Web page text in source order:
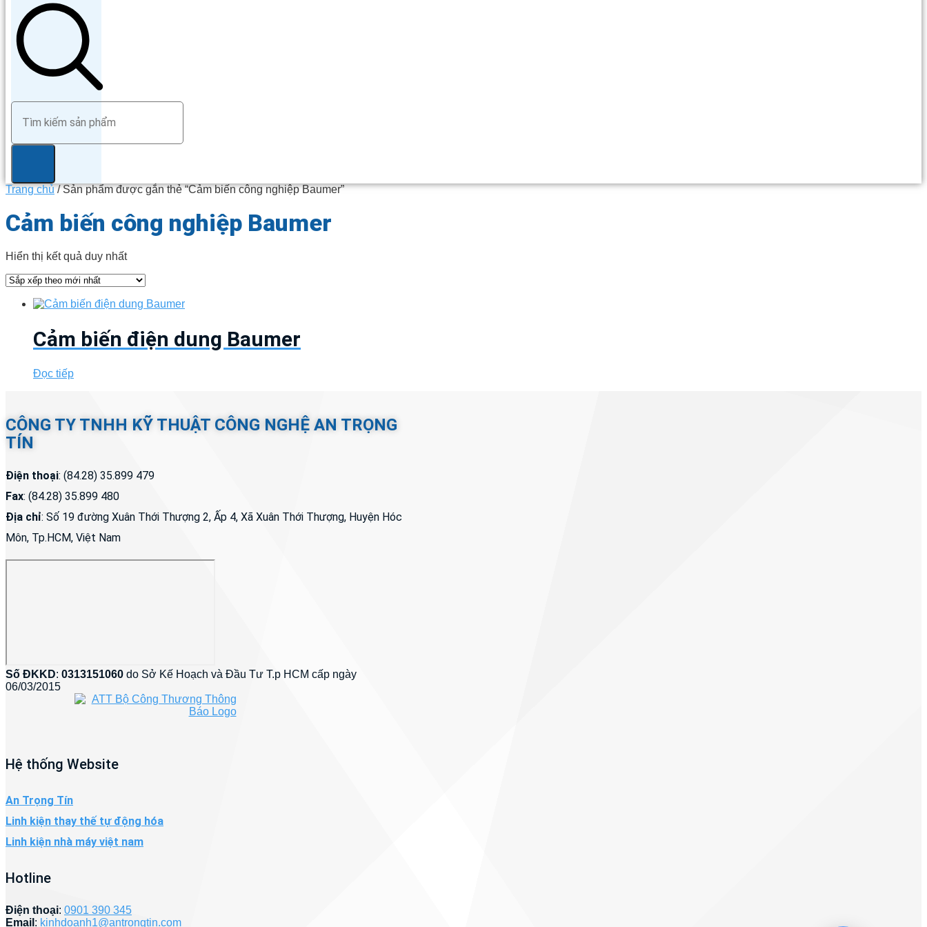
Trang chủ/ Sản phẩm được gắn thẻ “Cảm biến công nghiệp Baumer”
Cảm biến công nghiệp Baumer
Hiển thị kết quả duy nhất
Cảm biến điện dung Baumer
Đọc tiếp
CÔNG TY TNHH KỸ THUẬT CÔNG NGHỆ AN TRỌNG
TÍN
Điện thoại: (84.28) 35.899 479
Fax: (84.28) 35.899 480
Địa chỉ: Số 19 đường Xuân Thới Thượng 2, Ấp 4, Xã Xuân Thới Thượng, Huyện Hóc
Môn, Tp.HCM, Việt Nam
Số ĐKKD: 0313151060 do Sở Kế Hoạch và Đầu Tư T.p HCM cấp ngày
06/03/2015
Hệ thống Website
An Trọng Tín
Linh kiện thay thế tự động hóa
Linh kiện nhà máy việt nam
Hotline
Điện thoại: 0901 390 345
Email : kinhdoanh1@antrongtin.com